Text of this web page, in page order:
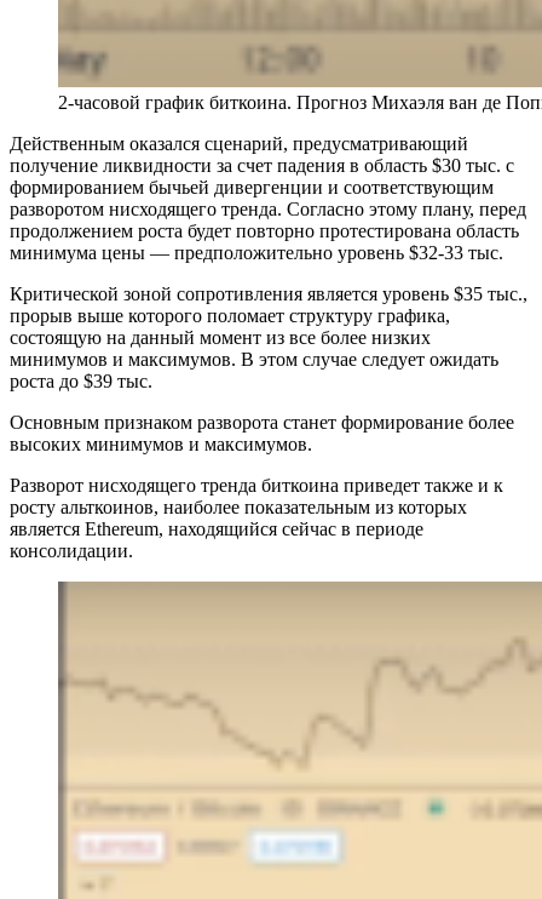
2-часовой график биткоина. Прогноз Михаэля ван де
Действенным оказался сценарий, предусматривающий
получение ликвидности за счет падения в область $30 тыс. с
формированием бычьей дивергенции и соответствующим
разворотом нисходящего тренда. Согласно этому плану, перед
продолжением роста будет повторно протестирована область
минимума цены — предположительно уровень $32-33 тыс.
Критической зоной сопротивления является уровень $35 тыс.,
прорыв выше которого поломает структуру графика,
состоящую на данный момент из все более низких
минимумов и максимумов. В этом случае следует ожидать
роста до $39 тыс.
Основным признаком разворота станет формирование более
высоких минимумов и максимумов.
Разворот нисходящего тренда биткоина приведет также и к
росту альткоинов, наиболее показательным из которых
является Ethereum, находящийся сейчас в периоде
консолидации.